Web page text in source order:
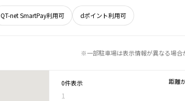
QT-net SmartPay利用可 dポイント利用可
※一部駐車場は表示情報が異なる場合
0件表示
1
距離